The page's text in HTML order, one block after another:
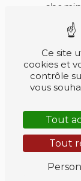
Ce site
cookies et
contrôle
vous
Tout
Tout